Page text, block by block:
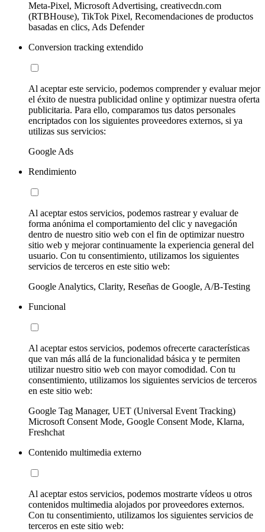
Meta-Pixel, Microsoft Advertising, creativecdn.com
(RTBHouse), TikTok Pixel, Recomendaciones de productos
basadas en clics, Ads Defender
Conversion tracking extendido
Al aceptar este servicio, podemos comprender y evaluar mejor
el éxito de nuestra publicidad online y optimizar nuestra oferta
publicitaria. Para ello, comparamos tus datos personales
encriptados con los siguientes proveedores externos, si ya
utilizas sus servicios:
Google Ads
Rendimiento
Al aceptar estos servicios, podemos rastrear y evaluar de
forma anónima el comportamiento del clic y navegación
dentro de nuestro sitio web con el fin de optimizar nuestro
sitio web y mejorar continuamente la experiencia general del
usuario. Con tu consentimiento, utilizamos los siguientes
servicios de terceros en este sitio web:
Google Analytics, Clarity, Reseñas de Google, A/B-Testing
Funcional
Al aceptar estos servicios, podemos ofrecerte características
que van más allá de la funcionalidad básica y te permiten
utilizar nuestro sitio web con mayor comodidad. Con tu
consentimiento, utilizamos los siguientes servicios de terceros
en este sitio web:
Google Tag Manager, UET (Universal Event Tracking)
Microsoft Consent Mode, Google Consent Mode, Klarna,
Freshchat
Contenido multimedia externo
Al aceptar estos servicios, podemos mostrarte vídeos u otros
contenidos multimedia alojados por proveedores externos.
Con tu consentimiento, utilizamos los siguientes servicios de
terceros en este sitio web: